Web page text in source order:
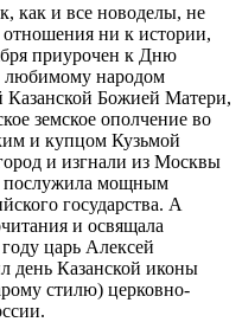
как и все новоделы, не
ни к истории,
приурочен к Дню
любимому народом
Казанской Божией Матери,
земское ополчение во
и купцом Кузьмой
и изгнали из Москвы
послужила мощным
государства. А
и освящала
царь Алексей
день Казанской иконы
стилю) церковно-